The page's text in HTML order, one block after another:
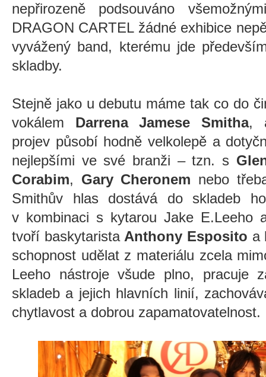
nepřirozeně podsouváno
DRAGON CARTEL žádné exhibice
vyvážený band, kterému jde
skladby.
Stejně jako u debutu máme tak co do
vokálem Darrena Jamese Smitha,
projev působí hodně velkolepě a
nejlepšími ve své branži – tzn. s
Corabim, Gary Cheronem nebo
Smithův hlas dostává do skladeb
v kombinaci s kytarou Jake E.Leeho
tvoří baskytarista Anthony Esposito a
schopnost udělat z materiálu zcela
Leeho nástroje všude plno, pracuje
skladeb a jejich hlavních linií,
chytlavost a dobrou zapamatovatelnost.